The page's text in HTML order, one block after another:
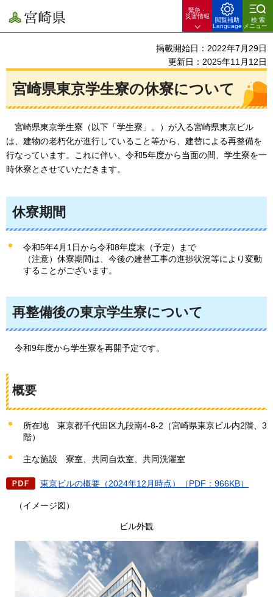
宮崎県
緊急・
災害情報
閲覧補助
Language
検索
メニュー
掲載開始日：2022年7月29日
更新日：2025年11月12日
宮崎県東京学生寮の休寮について
宮崎県東京学生寮（以下「学生寮」。）が入る宮崎県東京ビル
は、建物の老朽化が進行していること等から、建替による再整備を
行なっています。これに伴い、令和5年度から当面の間、学生寮を一
時休寮とさせていただきます。
休寮期間
令和5年4月1日から令和8年度末（予定）まで
（注意）休寮期間は、今後の建替工事の進捗状況等により変動
することがございます。
再整備後の東京学生寮について
令和9年度から学生寮を再開予定です。
概要
所在地 東京都千代田区九段南4-8-2（宮崎県東京ビル内2階、3
階）
主な施設 寮室、共同自炊室、共同洗濯室
東京ビルの概要（2024年12月時点）（PDF：966KB）
（イメージ図）
ビル外観